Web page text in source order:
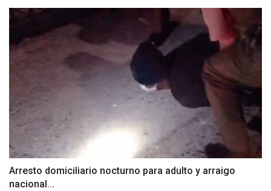
Arresto domiciliario nocturno para adulto y arraigo
nacional...